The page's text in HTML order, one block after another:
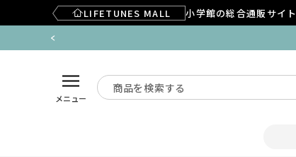
LIFETUNES MALL 小学館の総合通販サイト
メニュー